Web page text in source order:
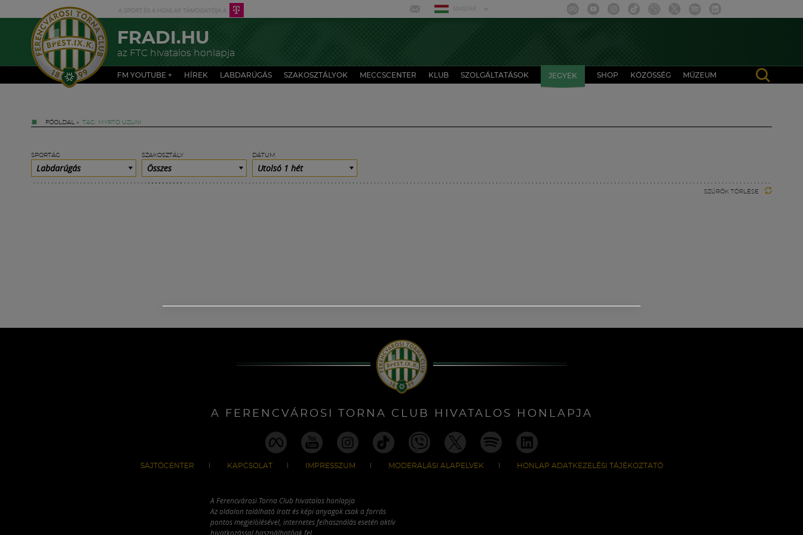
MAGYAR
FRADI.HU
az FTC hivatalos honlapja
FM YOUTUBE + HÍREK LABDARÚGÁS SZAKOSZTÁLYOK MECCSCENTER KLUB SZOLGÁLTATÁSOK JEGYEK SHOP KÖZÖSSÉG MÚZEUM
FŐOLDAL » TAG: MYRTO UZUNI
SPORTÁG
Labdarúgás
SZAKOSZTÁLY
Összes
DÁTUM
Utolsó 1 hét
SZŰRŐK TÖRLÉSE
A FERENCVÁROSI TORNA CLUB HIVATALOS HONLAPJA
SAJTÓCENTER KAPCSOLAT IMPRESSZUM MODERÁLÁSI ALAPELVEK HONLAP ADATKEZELÉSI TÁJÉKOZTATÓ
A Ferencvárosi Torna Club hivatalos honlapja
Az oldalon található írott és képi anyagok csak a forrás
pontos megjelölésével, internetes felhasználás esetén aktív
hivatkozással használhatóak fel.